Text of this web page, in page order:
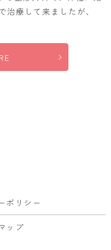
療して来ましたが、
ポリシー
ップ